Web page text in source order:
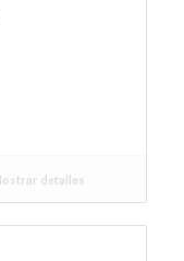
detalles